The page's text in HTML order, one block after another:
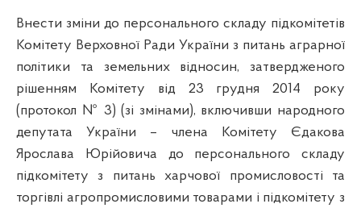
Внести зміни до персонального складу підкомітетів
Комітету Верховної Ради України з питань аграрної
політики та земельних відносин, затвердженого
рішенням Комітету від 23 грудня 2014 року
(протокол № 3) (зі змінами), включивши народного
депутата України – члена Комітету Єдакова
Ярослава Юрійовича до персонального складу
підкомітету з питань харчової промисловості та
торгівлі агропромисловими товарами і підкомітету з